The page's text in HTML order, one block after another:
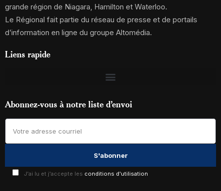
grande région de Niagara, Hamilton et Waterloo.
Le Régional fait partie du réseau de presse et de portails
d’information en ligne du groupe Altomédia.
Liens rapide
Abonnez-vous à notre liste d’envoi
J'ai lu et j'accepte les conditions d'utilisation